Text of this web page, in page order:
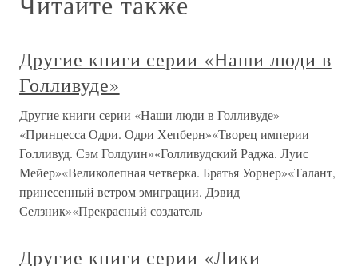
Другие книги серии «Наши люди в
Голливуде»
Другие книги серии «Наши люди в Голливуде»
«Принцесса Одри. Одри Хепберн»«Творец империи
Голливуд. Сэм Голдуин»«Голливудский Раджа. Луис
Мейер»«Великолепная четверка. Братья Уорнер»«Талант,
принесенный ветром эмиграции. Дэвид
Селзник»«Прекрасный создатель
Другие книги серии «Лики